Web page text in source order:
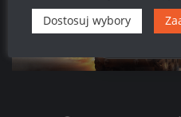
578
Dostosuj wybory